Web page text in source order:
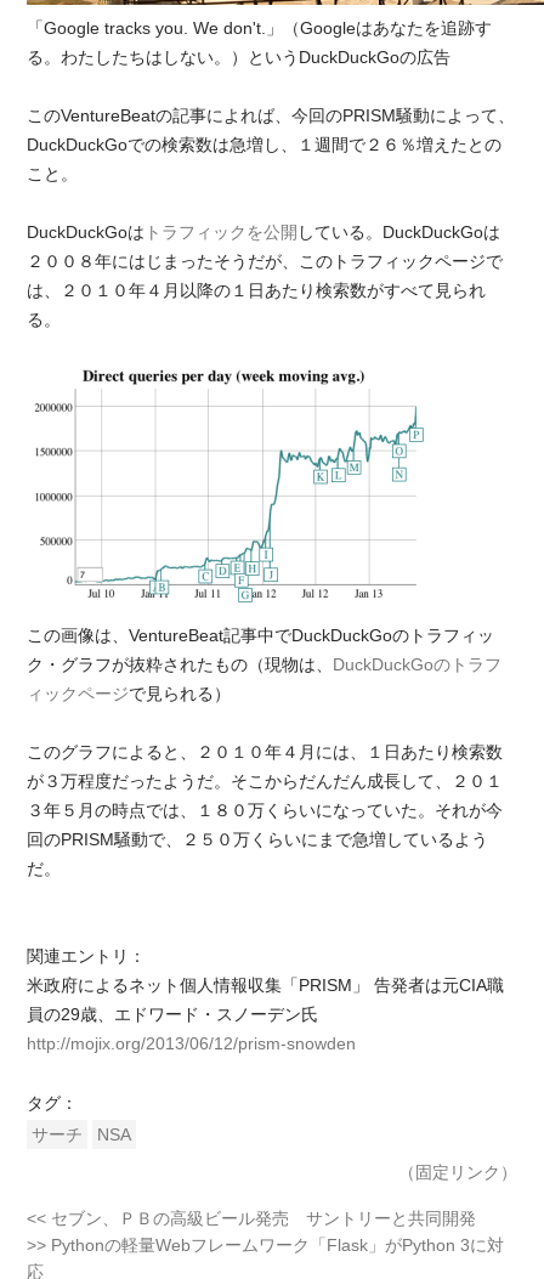
「Google tracks you. We don't.」（Googleはあなたを追跡す
る。わたしたちはしない。）というDuckDuckGoの広告
このVentureBeatの記事によれば、今回のPRISM騒動によって、
DuckDuckGoでの検索数は急増し、１週間で２６％増えたとの
こと。
DuckDuckGoは トラフィックを公開 している。DuckDuckGoは
２００８年にはじまったそうだが、このトラフィックページで
は、２０１０年４月以降の１日あたり検索数がすべて見られ
る。
この画像は、VentureBeat記事中でDuckDuckGoのトラフィッ
ク・グラフが抜粋されたもの（現物は、 DuckDuckGoのトラフ
ィックページで見られる）
このグラフによると、２０１０年４月には、１日あたり検索数
が３万程度だったようだ。そこからだんだん成長して、２０１
３年５月の時点では、１８０万くらいになっていた。それが今
回のPRISM騒動で、２５０万くらいにまで急増しているよう
だ。
関連エントリ：
米政府によるネット個人情報収集「PRISM」 告発者は元CIA職
員の29歳、エドワード・スノーデン氏
http://mojix.org/2013/06/12/prism-snowden
タグ：
サーチ
NSA
（固定リンク）
<< セブン、ＰＢの高級ビール発売 サントリーと共同開発
>> Pythonの軽量Webフレームワーク「Flask」がPython 3に対
応